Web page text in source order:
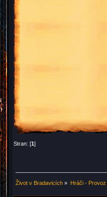
Stran: [1]
Život v Bradavicích » Hráči - Provoz